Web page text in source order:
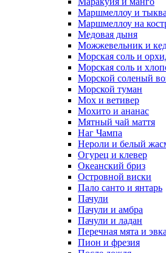
Маршмеллоу и тыква
Маршмеллоу на
Медовая дыня
Можжевельник и
Морская соль и
Морская соль и
Морской соленый
Морской туман
Мох и ветивер
Мохито и ананас
Мятный чай маття
Наг Чампа
Нероли и белый
Огурец и клевер
Океанский бриз
Островной виски
Пало санто и янтарь
Пачули
Пачули и амбра
Пачули и ладан
Перечная мята и
Пион и фрезия